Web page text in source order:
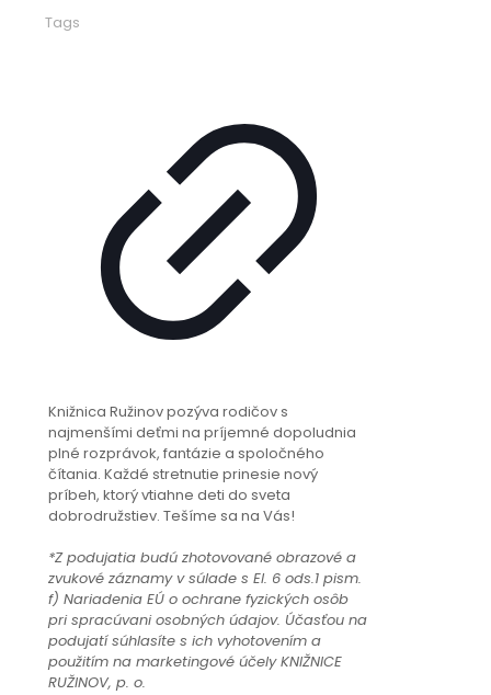
Tags
Knižnica Ružinov pozýva rodičov s
najmenšími deťmi na príjemné dopoludnia
plné rozprávok, fantázie a spoločného
čítania. Každé stretnutie prinesie nový
príbeh, ktorý vtiahne deti do sveta
dobrodružstiev. Tešíme sa na Vás!
*Z podujatia budú zhotovované obrazové a
zvukové záznamy v súlade s El. 6 ods.1 pism.
f) Nariadenia EÚ o ochrane fyzických osôb
pri spracúvani osobných údajov. Účasťou na
podujatí súhlasíte s ich vyhotovením a
použitím na marketingové účely KNIŽNICE
RUŽINOV, p. o.